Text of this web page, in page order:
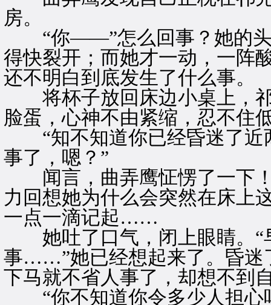
房。
“你——”怎么回事？她的头
得快裂开；而她才一动，一阵
还不明白到底发生了什么事。
将杯子放回床边小桌上，祁
脸蛋，心神不由紧缩，忍不住
“知不知道你已经昏迷了近
事了，嗯？”
闻言，曲弄鹰怔愣了一下！
力回想她为什么会突然在床上
一点一滴记起……
她吐了口气，闭上眼睛。“
事……”她已经想起来了。昏迷
下马就不省人事了，却想不到
“你不知道你令多少人担心